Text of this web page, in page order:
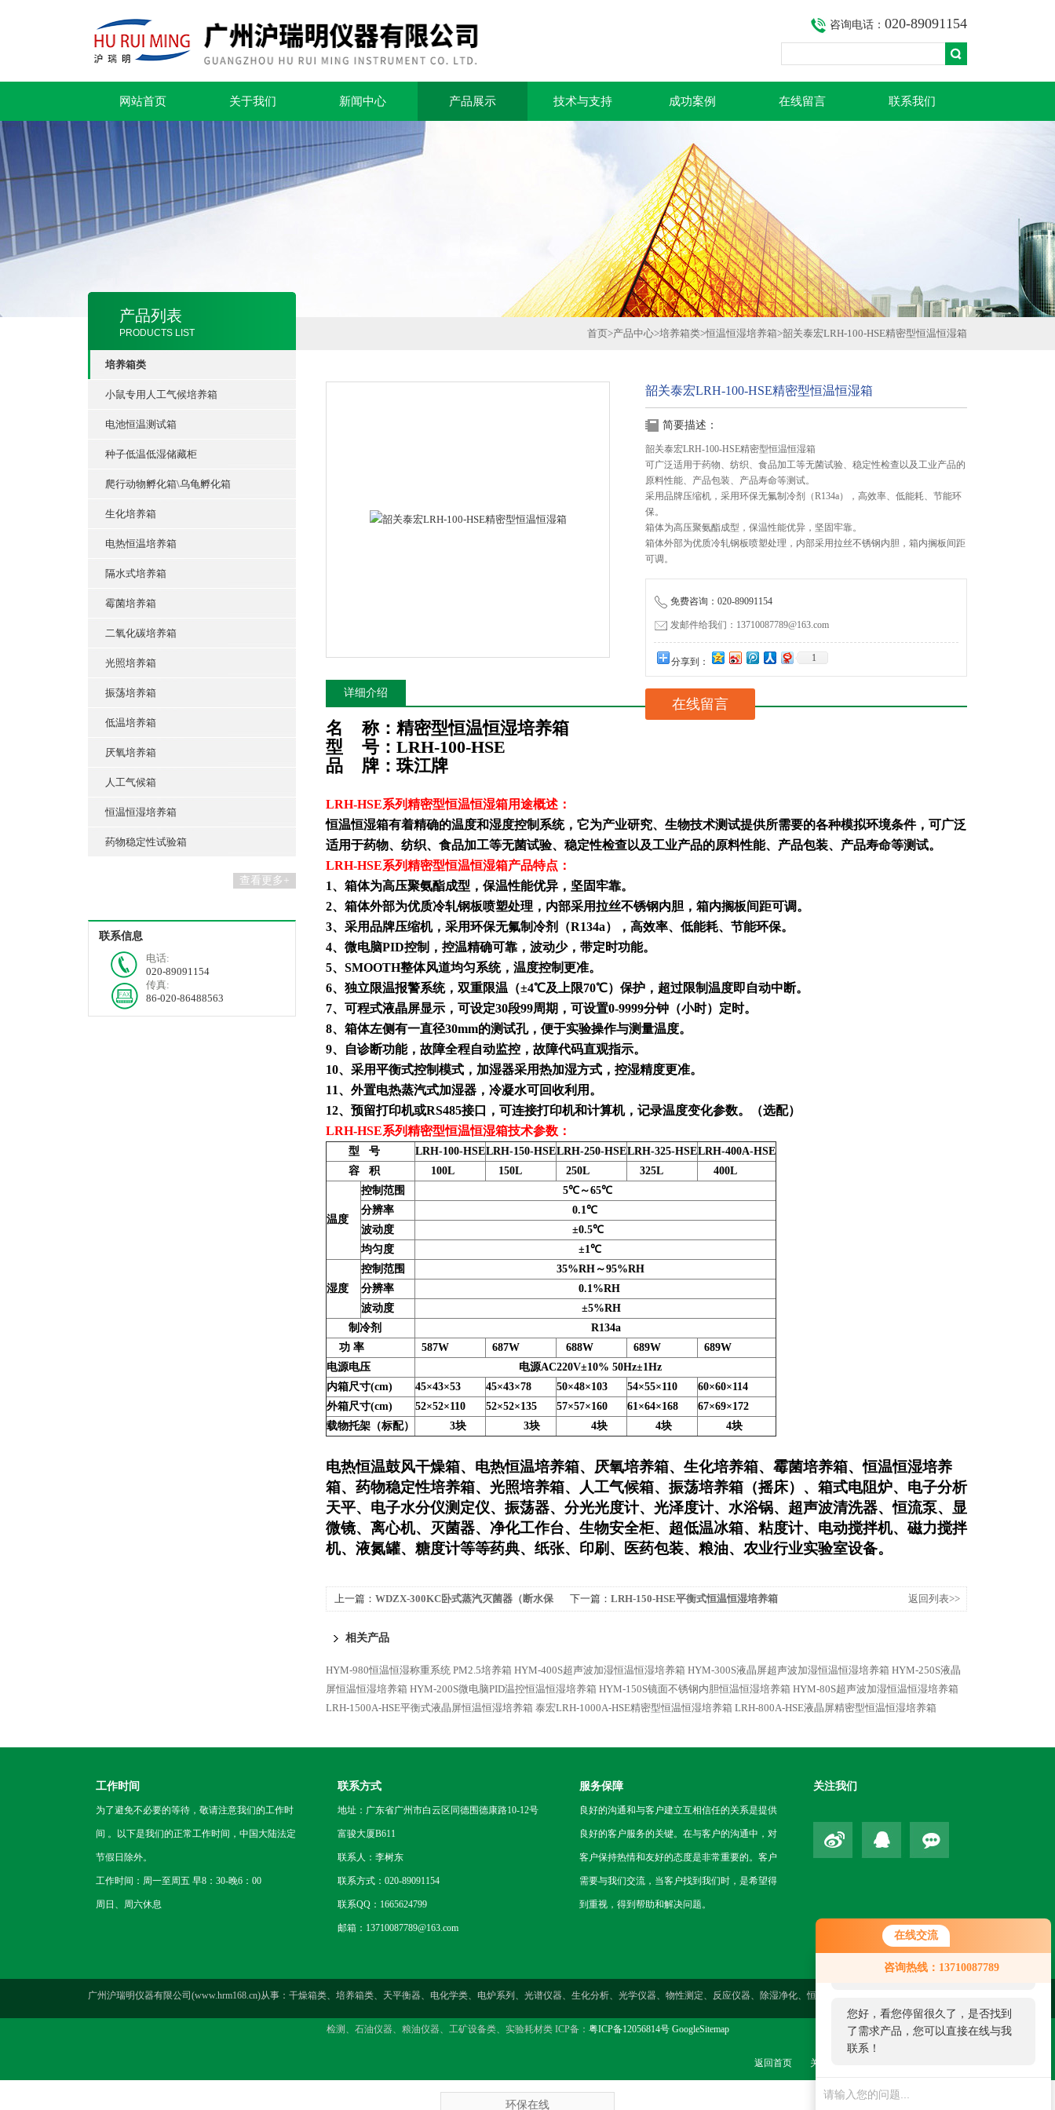
在线交流
咨询热线：13710087789
您好！欢迎前来咨询，很高兴为您
服务，请问您要咨询什么问题呢？
您好，看您停留很久了，是否找到
了需求产品，您可以直接在线与我
联系！
咨询电话： 020-89091154
网站首页 关于我们 新闻中心 产品展示 技术与支持 成功案例 在线留言 联系我们
产品列表
PRODUCTS LIST
培养箱类
小鼠专用人工气候培养箱
电池恒温测试箱
种子低温低湿储藏柜
爬行动物孵化箱\乌龟孵化箱
生化培养箱
电热恒温培养箱
隔水式培养箱
霉菌培养箱
二氧化碳培养箱
光照培养箱
振荡培养箱
低温培养箱
厌氧培养箱
人工气候箱
恒温恒湿培养箱
药物稳定性试验箱
查看更多+
联系信息
电话:
020-89091154
传真:
86-020-86488563
首页>产品中心>培养箱类>恒温恒湿培养箱>韶关泰宏LRH-100-HSE精密型恒温恒湿箱
韶关泰宏LRH-100-HSE精密型恒温恒湿箱
简要描述：
韶关泰宏LRH-100-HSE精密型恒温恒湿箱
可广泛适用于药物、纺织、食品加工等无菌试验、稳定性检查以及工业产品的
原料性能、产品包装、产品寿命等测试。
采用品牌压缩机，采用环保无氟制冷剂（R134a），高效率、低能耗、节能环
保。
箱体为高压聚氨酯成型，保温性能优异，坚固牢靠。
箱体外部为优质冷轧钢板喷塑处理，内部采用拉丝不锈钢内胆，箱内搁板间距
可调。
免费咨询：020-89091154
发邮件给我们：13710087789@163.com
分享到： 1
在线留言
详细介绍
名 称： 精密型恒温恒湿培养箱
型
号： LRH-100-HSE
品
牌：珠江牌
LRH-HSE系列精密型恒温恒湿箱用途概述：
恒温恒湿箱有着精确的温度和湿度控制系统，它为产业研究、生物技术测试提供所需要的各种模拟环境条件，可广泛
适用于药物、纺织、食品加工等无菌试验、稳定性检查以及工业产品的原料性能、产品包装、产品寿命等测试。
LRH-HSE系列精密型恒温恒湿箱产品特点：
1、箱体为高压聚氨酯成型，保温性能优异，坚固牢靠。
2、箱体外部为优质冷轧钢板喷塑处理，内部采用拉丝不锈钢内胆，箱内搁板间距可调。
3、采用品牌压缩机，采用环保无氟制冷剂（R134a），高效率、低能耗、节能环保。
4、微电脑PID控制，控温精确可靠，波动少，带定时功能。
5、 SMOOTH整体风道均匀系统，温度控制更准。
6、独立限温报警系统，双重限温（±4℃及上限70℃）保护，超过限制温度即自动中断。
7、可程式液晶屏显示，可设定30段99周期，可设置0-9999分钟（小时）定时。
8、箱体左侧有一直径30mm的测试孔，便于实验操作与测量温度。
9、自诊断功能，故障全程自动监控，故障代码直观指示。
10、采用平衡式控制模式，加湿器采用热加湿方式，控湿精度更准。
11、外置电热蒸汽式加湿器，冷凝水可回收利用。
12、预留打印机或RS485接口，可连接打印机和计算机，记录温度变化参数。（选配）
LRH-HSE系列精密型恒温恒湿箱技术参数：
型 号 LRH-100-HSELRH-150-HSELRH-250-HSELRH-325-HSELRH-400A-HSE
容 积
100L 150L 250L 325L 400L
温度
控制范围
5℃～65℃
分辨率
0.1℃
波动度
±0.5℃
均匀度
±1℃
湿度
控制范围
35%RH～95%RH
分辨率
0.1%RH
波动度
±5%RH
制冷剂
R134a
功 率
587W 687W 688W 689W
689W
电源电压
电源AC220V±10% 50Hz±1Hz
内箱尺寸(cm)
45×43×53 45×43×78 50×48×103 54×55×110
60×60×114
外箱尺寸(cm)
52×52×110 52×52×135 57×57×160 61×64×168
67×69×172
载物托架（标配）
3块 3块 4块 4块 4块
电热恒温鼓风干燥箱、电热恒温培养箱、厌氧培养箱、生化培养箱、霉菌培养箱、恒温恒湿培养
箱、药物稳定性培养箱、光照培养箱、人工气候箱、振荡培养箱（摇床）、箱式电阻炉、电子分析
天平、电子水分仪测定仪、振荡器、分光光度计、光泽度计、水浴锅、超声波清洗器、恒流泵、显
微镜、离心机、灭菌器、净化工作台、生物安全柜、超低温冰箱、粘度计、电动搅拌机、磁力搅拌
机、液氮罐、糖度计等等药典、纸张、印刷、医药包装、粮油、农业行业实验室设备。
上一篇： WDZX-300KC卧式蒸汽灭菌器（断水保
下一篇： LRH-150-HSE平衡式恒温恒湿培养箱 返回列表>>
相关产品
HYM-980恒温恒湿称重系统 PM2.5培养箱 HYM-400S超声波加湿恒温恒湿培养箱 HYM-300S液晶屏超声波加湿恒温恒湿培养箱 HYM-250S液晶
屏恒温恒湿培养箱 HYM-200S微电脑PID温控恒温恒湿培养箱 HYM-150S镜面不锈钢内胆恒温恒湿培养箱 HYM-80S超声波加湿恒温恒湿培养箱
LRH-1500A-HSE平衡式液晶屏恒温恒湿培养箱 泰宏LRH-1000A-HSE精密型恒温恒湿培养箱 LRH-800A-HSE液晶屏精密型恒温恒湿培养箱
工作时间
为了避免不必要的等待，敬请注意我们的工作时
间 。以下是我们的正常工作时间，中国大陆法定
节假日除外。
工作时间：周一至周五 早8：30-晚6：00
周日、周六休息
联系方式
地址：广东省广州市白云区同德围德康路10-12号
富骏大厦B611
联系人：李树东
联系方式：020-89091154
联系QQ：1665624799
邮箱：13710087789@163.com
服务保障
良好的沟通和与客户建立互相信任的关系是提供
良好的客户服务的关键。在与客户的沟通中，对
客户保持热情和友好的态度是非常重要的。客户
需要与我们交流，当客户找到我们时，是希望得
到重视，得到帮助和解决问题。
关注我们
广州沪瑞明仪器有限公司(www.hrm168.cn)从事：干燥箱类、培养箱类、天平衡器、电化学类、电炉系列、光谱仪器、生化分析、光学仪器、物性测定、反应仪器、除湿净化、恒温仪器、气体检测、药检仪器、环境
检测、石油仪器、粮油仪器、工矿设备类、实验耗材类 ICP备： 粤ICP备12056814号 GoogleSitemap
返回首页 关于我们
环保在线